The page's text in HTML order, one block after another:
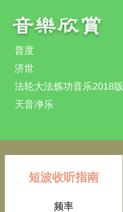
普度
济世
法轮大法炼功音乐2018版
天音净乐
短波收听指南
频率